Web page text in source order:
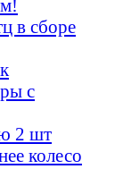
в сборе
с
2 шт
колесо